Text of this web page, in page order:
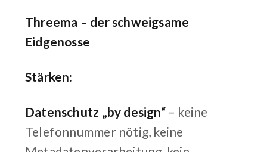
Threema – der schweigsame
Eidgenosse
Stärken:
Datenschutz „by design“– keine
Telefonnummer nötig, keine